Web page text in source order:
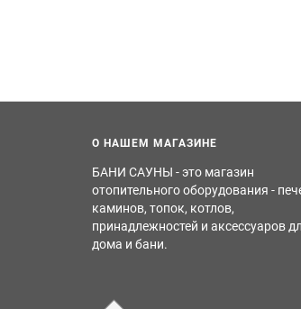
О НАШЕМ МАГАЗИНЕ
БАНИ САУНЫ - это магазин
отопительного оборудования -
каминов, топок, котлов,
принадлежностей и аксессуаров
дома и бани.